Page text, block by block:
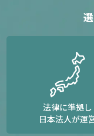
法律に準拠し
日本法人が運